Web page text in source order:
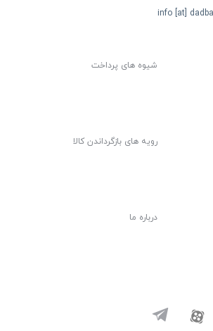
info [at]
شیوه های پرداخت
رویه های بازگرداندن کالا
درباره ما